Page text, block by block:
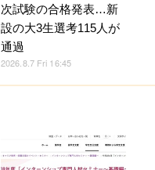
次試験の合格発表…新
設の大3生選考115人が
通過
2026.8.7 Fri 16:45